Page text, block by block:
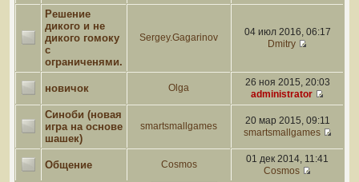
Решение
дикого и не
дикого гомоку
с
ограниченями.
Sergey.Gagarinov
04 июл 2016, 06:17
Dmitry
новичок Olga
26 ноя 2015, 20:03
administrator
Синоби (новая
игра на основе
шашек)
smartsmallgames
20 мар 2015, 09:11
smartsmallgames
Общение Cosmos
01 дек 2014, 11:41
Cosmos